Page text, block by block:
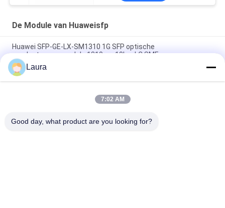
De Module van Huaweisfp
Huawei SFP-GE-LX-SM1310 1G SFP optische
zendontvangermodule 1310nm 10km LC SMF
Huawei eSFP-GE-SX-MM850 optische transceiver | 1G multi-
mode SFP-module 850 nm LC voor bedrijfsnetwerken
QSFP28-100G-1310-80km-SM 100G QSFP28 optische
Laura
7:02 AM
Good day, what product are you looking for?